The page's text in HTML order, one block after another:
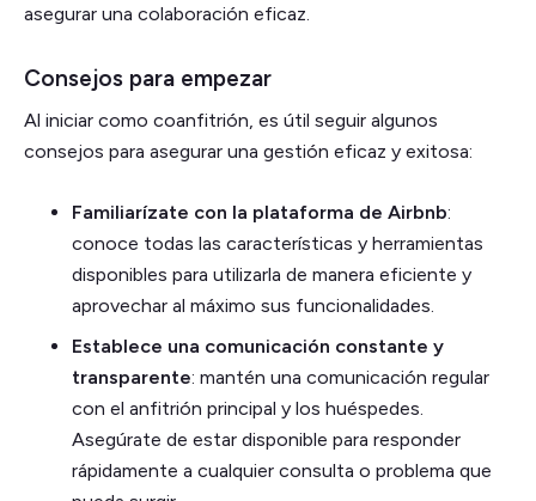
asegurar una colaboración eficaz.
Consejos para empezar
Al iniciar como coanfitrión, es útil seguir algunos
consejos para asegurar una gestión eficaz y exitosa:
Familiarízate con la plataforma de Airbnb:
conoce todas las características y herramientas
disponibles para utilizarla de manera eficiente y
aprovechar al máximo sus funcionalidades.
Establece una comunicación constante y
transparente: mantén una comunicación regular
con el anfitrión principal y los huéspedes.
Asegúrate de estar disponible para responder
rápidamente a cualquier consulta o problema que